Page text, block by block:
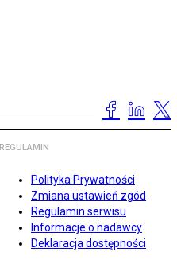
REGULAMIN
Polityka Prywatności
Zmiana ustawień zgód
Regulamin serwisu
Informacje o nadawcy
Deklaracja dostępności